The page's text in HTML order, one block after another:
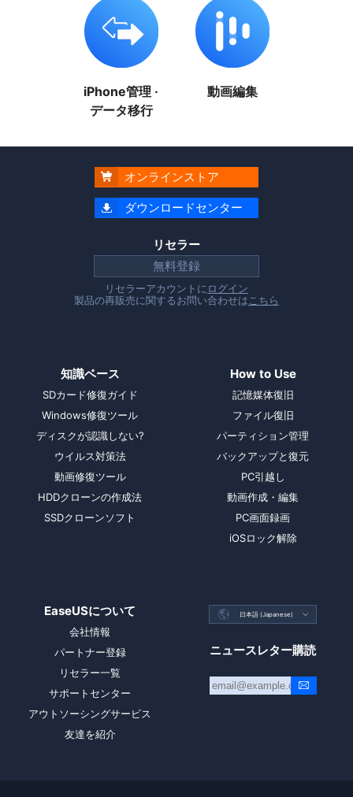
iPhone管理 ·
データ移行
動画編集
 オンラインストア
 ダウンロードセンター
リセラー
無料登録
リセラーアカウントに ログイン
製品の再販売に関するお問い合わせは こちら
知識ベース
SDカード修復ガイド
Windows修復ツール
ディスクが認識しない?
ウイルス対策法
動画修復ツール
HDDクローンの作成法
SSDクローンソフト
How to Use
記憶媒体復旧
ファイル復旧
パーティション管理
バックアップと復元
PC引越し
動画作成・編集
PC画面録画
iOSロック解除
EaseUSについて
会社情報
パートナー登録
リセラー一覧
サポートセンター
アウトソーシングサービス
友達を紹介
 日本語 (Japanese) 
ニュースレター購読